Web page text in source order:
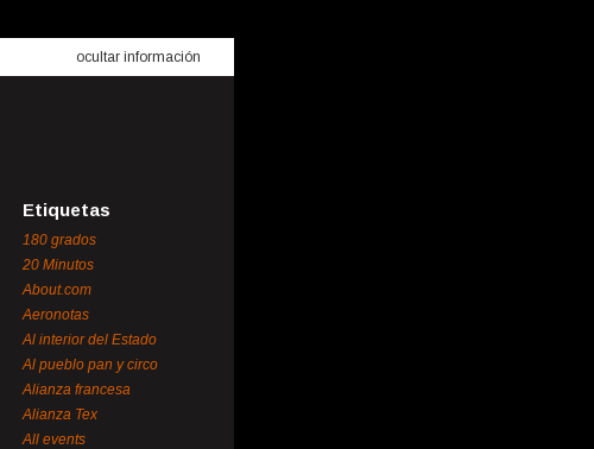
ocultar información
Etiquetas
180 grados
20 Minutos
About.com
Aeronotas
Al interior del Estado
Al pueblo pan y circo
Alianza francesa
Alianza Tex
All events